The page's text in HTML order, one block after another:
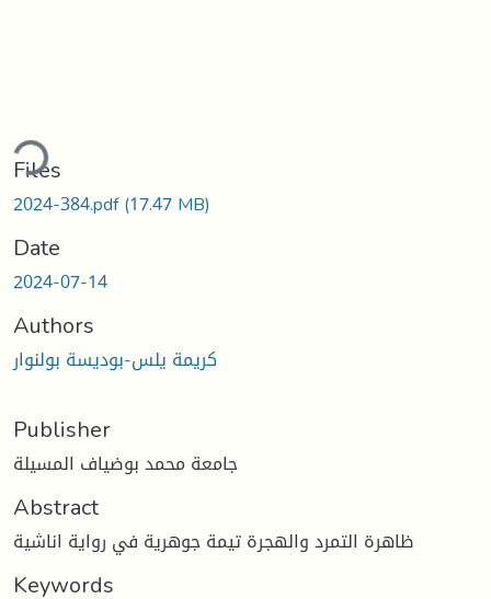
Files
2024-384.pdf(17.47 MB)
Date
2024-07-14
Authors
كريمة يلس-بوديسة بولنوار
Publisher
جامعة محمد بوضياف المسيلة
Abstract
ظاهرة التمرد والهجرة تيمة جوهرية في رواية اناشية
Keywords